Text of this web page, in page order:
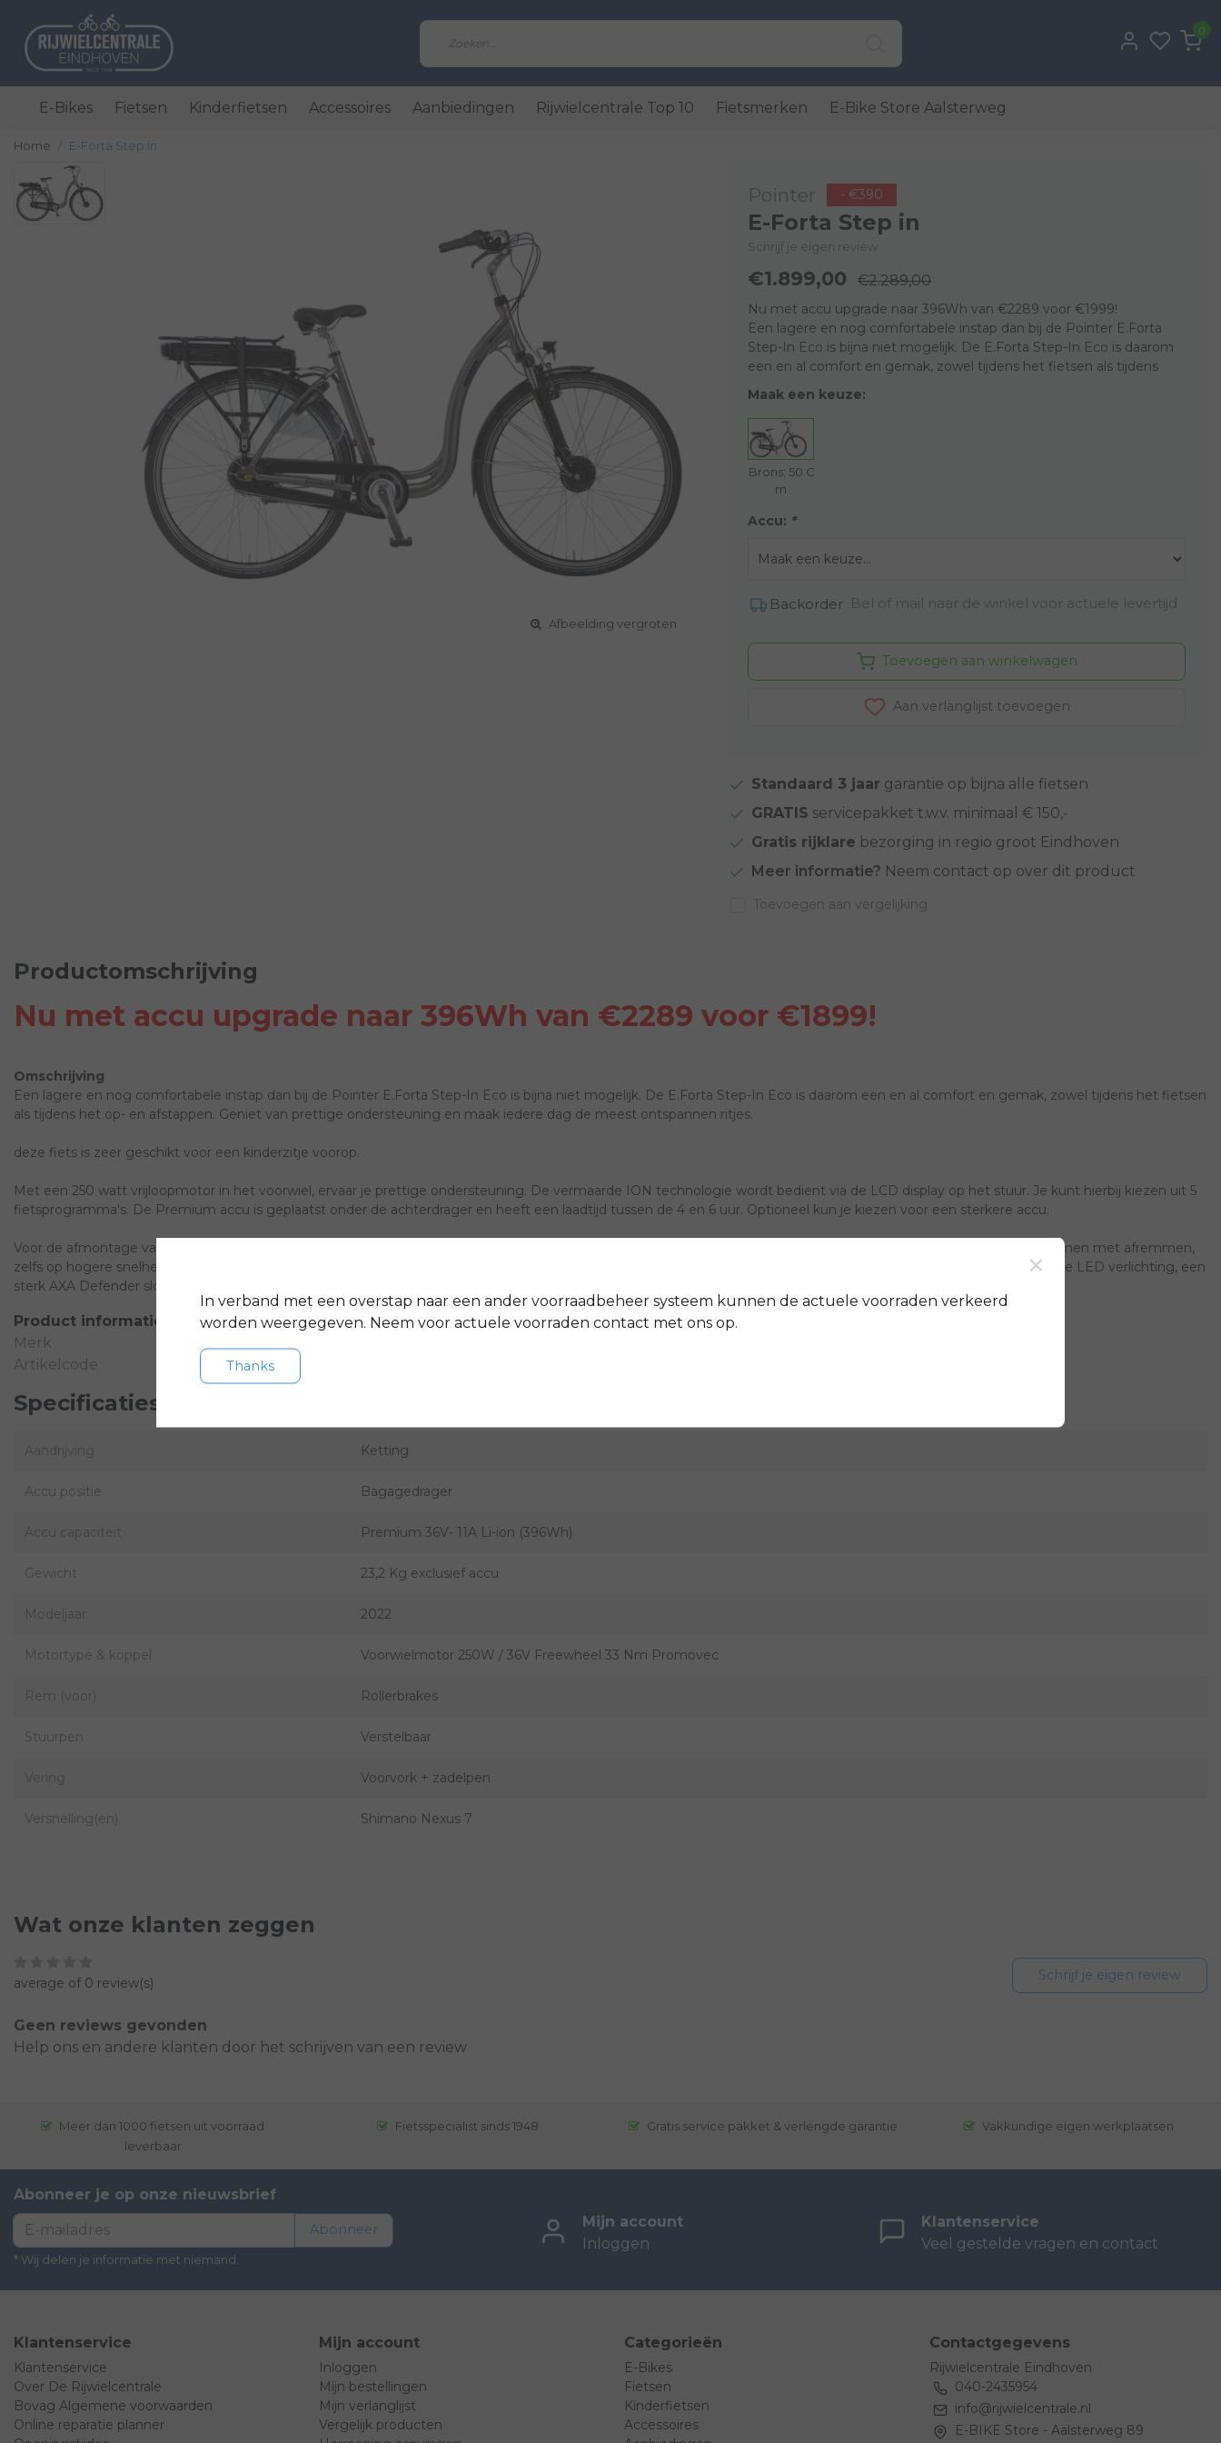
0
E-Bikes Fietsen Kinderfietsen Accessoires Aanbiedingen Rijwielcentrale Top 10 Fietsmerken E-Bike Store Aalsterweg
Home E-Forta Step in
Afbeelding vergroten
Pointer - €390
E-Forta Step in
Schrijf je eigen review
€1.899,00 €2.289,00
Nu met accu upgrade naar 396Wh van €2289 voor €1999!
Een lagere en nog comfortabele instap dan bij de Pointer E.Forta
Step-In Eco is bijna niet mogelijk. De E.Forta Step-In Eco is daarom
een en al comfort en gemak, zowel tijdens het fietsen als tijdens
Maak een keuze:
Brons; 50 C
m
Accu: *
Backorder Bel of mail naar de winkel voor actuele levertijd
Toevoegen aan winkelwagen
Aan verlanglijst toevoegen
Standaard 3 jaar garantie op bijna alle fietsen
GRATIS servicepakket t.w.v. minimaal € 150,-
Gratis rijklare bezorging in regio groot Eindhoven
Meer informatie? Neem contact op over dit product
Toevoegen aan vergelijking
Productomschrijving
Nu met accu upgrade naar 396Wh van €2289 voor €1899!
Omschrijving
Een lagere en nog comfortabele instap dan bij de Pointer E.Forta Step-In Eco is bijna niet mogelijk. De E.Forta Step-In Eco is daarom een en al comfort en gemak, zowel tijdens het fietsen
als tijdens het op- en afstappen. Geniet van prettige ondersteuning en maak iedere dag de meest ontspannen ritjes.
deze fiets is zeer geschikt voor een kinderzitje voorop.
Met een 250 watt vrijloopmotor in het voorwiel, ervaar je prettige ondersteuning. De vermaarde ION technologie wordt bedient via de LCD display op het stuur. Je kunt hierbij kiezen uit 5
fietsprogramma's. De Premium accu is geplaatst onder de achterdrager en heeft een laadtijd tussen de 4 en 6 uur. Optioneel kun je kiezen voor een sterkere accu.
Voor de afmontage van deze elektrische fiets, is gekozen voor een 7 versnellingsnaaf en rollerbrakes handremmen. Dit betekent altijd lekker trappen en nooit problemen met afremmen,
zelfs op hogere snelheid. De geveerde onderdelen en hand verstelbare stuurpen zorgen voor optimaal comfort tijdens het fietsen. Overige kenmerken zijn opvallende LED verlichting, een
sterk AXA Defender slot en Schwalbe banden.
Product informatie
Merk
Artikelcode
Specificaties
Aandrijving Ketting
Accu positie Bagagedrager
Accu capaciteit Premium 36V- 11A Li-ion (396Wh)
Gewicht 23,2 Kg exclusief accu
Modeljaar 2022
Motortype & koppel Voorwielmotor 250W / 36V Freewheel 33 Nm Promovec
Rem (voor) Rollerbrakes
Stuurpen Verstelbaar
Vering Voorvork + zadelpen
Versnelling(en) Shimano Nexus 7
Wat onze klanten zeggen
average of 0 review(s) Schrijf je eigen review
Geen reviews gevonden
Help ons en andere klanten door het schrijven van een review
Meer dan 1000 fietsen uit voorraad
leverbaar
Fietsspecialist sinds 1948 Gratis service pakket & verlengde garantie Vakkundige eigen werkplaatsen
Abonneer je op onze nieuwsbrief
Abonneer
* Wij delen je informatie met niemand.
Mijn account
Inloggen
Klantenservice
Veel gestelde vragen en contact
Klantenservice
Klantenservice
Over De Rijwielcentrale
Bovag Algemene voorwaarden
Online reparatie planner
Mijn account
Inloggen
Mijn bestellingen
Mijn verlanglijst
Vergelijk producten
Categorieën
E-Bikes
Fietsen
Kinderfietsen
Accessoires
Contactgegevens
Rijwielcentrale Eindhoven
040-2435954
info@rijwielcentrale.nl
E-BIKE Store - Aalsterweg 89
×
In verband met een overstap naar een ander voorraadbeheer systeem kunnen de actuele voorraden verkeerd
worden weergegeven. Neem voor actuele voorraden contact met ons op.
Thanks